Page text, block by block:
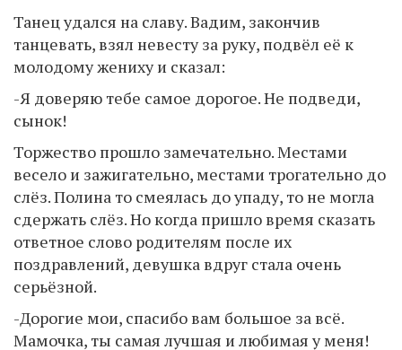
Танец удался на славу. Вадим, закончив
танцевать, взял невесту за руку, подвёл её к
молодому жениху и сказал:
-Я доверяю тебе самое дорогое. Не подведи,
сынок!
Торжество прошло замечательно. Местами
весело и зажигательно, местами трогательно до
слёз. Полина то смеялась до упаду, то не могла
сдержать слёз. Но когда пришло время сказать
ответное слово родителям после их
поздравлений, девушка вдруг стала очень
серьёзной.
-Дорогие мои, спасибо вам большое за всё.
Мамочка, ты самая лучшая и любимая у меня!